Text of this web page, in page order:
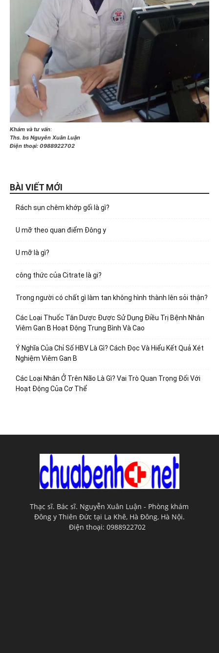
Khám và tư vấn:
Ths. bs Nguyễn Xuân Luận
Điện thoại: 0988922702
BÀI VIẾT MỚI
Rách sụn chêm khớp gối là gì?
U mỡ theo quan điểm Đông y
U mỡ là gì?
công thức của Citrate là gi?
Trong người có chất gì làm tan không hình thành lên sỏi thận?
Các Loại Thuốc Tân Dược Được Sử Dụng Điều Trị Bệnh Nhân
Viêm Gan B Hoạt Động Trung Bình Và Cao
Ý Nghĩa Của Chỉ Số HBV Là Gì? Cách Đọc Và Hiểu Kết Quả Xét
Nghiệm Viêm Gan B
Các Loại Nhân Ở Trên Não Là Gì? Vai Trò Quan Trọng Đối Với
Hoạt Động Của Cơ Thể
Thạc sĩ. Bác sĩ. Nguyễn Xuân Luận - Phòng khám
Đông y Thiên Đức tại La Khê, Hà Đông, Hà Nội.
Điện thoại: 0988922702